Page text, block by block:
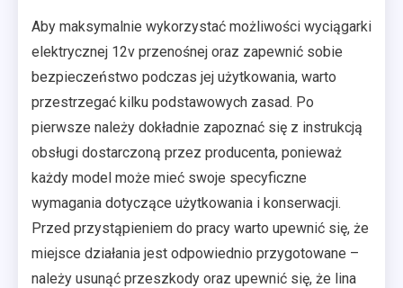
Aby maksymalnie wykorzystać możliwości wyciągarki
elektrycznej 12v przenośnej oraz zapewnić sobie
bezpieczeństwo podczas jej użytkowania, warto
przestrzegać kilku podstawowych zasad. Po
pierwsze należy dokładnie zapoznać się z instrukcją
obsługi dostarczoną przez producenta, ponieważ
każdy model może mieć swoje specyficzne
wymagania dotyczące użytkowania i konserwacji.
Przed przystąpieniem do pracy warto upewnić się, że
miejsce działania jest odpowiednio przygotowane –
należy usunąć przeszkody oraz upewnić się, że lina